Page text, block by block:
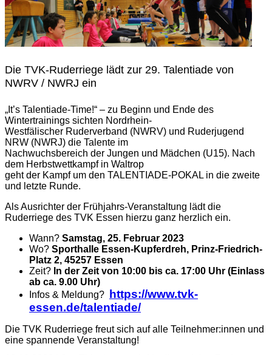
Die TVK-Ruderriege lädt zur 29. Talentiade von
NWRV / NWRJ ein
„It’s Talentiade-Time!“ – zu Beginn und Ende des
Wintertrainings sichten Nordrhein-
Westfälischer Ruderverband (NWRV) und Ruderjugend
NRW (NWRJ) die Talente im
Nachwuchsbereich der Jungen und Mädchen (U15). Nach
dem Herbstwettkampf in Waltrop
geht der Kampf um den TALENTIADE-POKAL in die zweite
und letzte Runde.
Als Ausrichter der Frühjahrs-Veranstaltung lädt die
Ruderriege des TVK Essen hierzu ganz herzlich ein.
Wann? Samstag, 25. Februar 2023
Wo? Sporthalle Essen-Kupferdreh, Prinz-Friedrich-
Platz 2, 45257 Essen
Zeit? In der Zeit von 10:00 bis ca. 17:00 Uhr (Einlass
ab ca. 9.00 Uhr)
Infos & Meldung?
https://www.tvk-
essen.de/talentiade/
Die TVK Ruderriege freut sich auf alle Teilnehmer:innen und
eine spannende Veranstaltung!